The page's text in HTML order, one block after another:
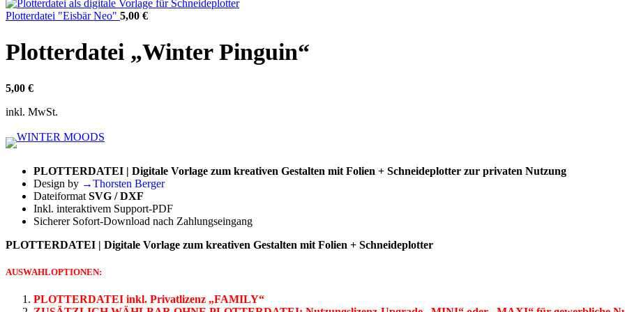
Plotterdatei "Eisbär Neo" 5,00 €
Plotterdatei „Winter Pinguin“
5,00 €
inkl. MwSt.
PLOTTERDATEI | Digitale Vorlage zum kreativen Gestalten mit Folien + Schneideplotter zur privaten Nutzung
Design by →Thorsten Berger
Dateiformat SVG / DXF
Inkl. interaktivem Support-PDF
Sicherer Sofort-Download nach Zahlungseingang
PLOTTERDATEI | Digitale Vorlage zum kreativen Gestalten mit Folien + Schneideplotter
AUSWAHLOPTIONEN:
PLOTTERDATEI inkl. Privatlizenz „FAMILY“